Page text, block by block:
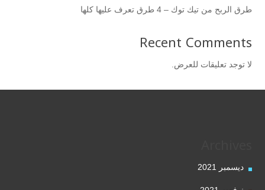
طرق الربح من تيك توك – 4 طرق تعرف عليها كلها
Recent Comments
لا توجد تعليقات للعرض.
ديسمبر 2021